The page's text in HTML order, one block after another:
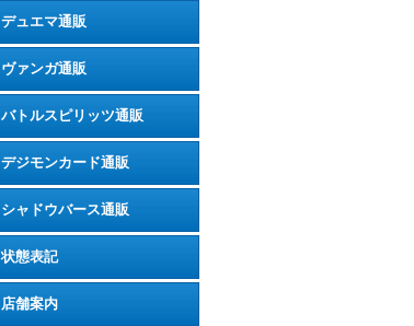
デュエマ通販
ヴァンガ通販
バトルスピリッツ通販
デジモンカード通販
シャドウバース通販
状態表記
店舗案内